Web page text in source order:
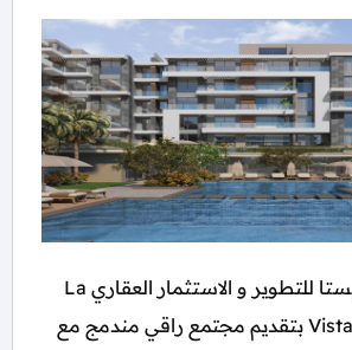
اهتمت شركة لافيستا للتطوير و الاستثمار العقاري La
Vista Developments بتقديم مجتمع راقي مندمج مع